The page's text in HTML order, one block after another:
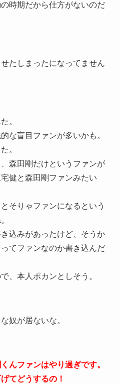
時期だから仕方がないのだ
たしまったになってません
。
な盲目ファンが多いかも。
。
森田剛だけというファンが
健と森田剛ファンみたい
そりゃファンになるという
込みがあったけど、そうか
てファンなのか書き込んだ
、本人ポカンとしそう。
奴が居ないな。
んファンはやり過ぎです。
てどうするの！